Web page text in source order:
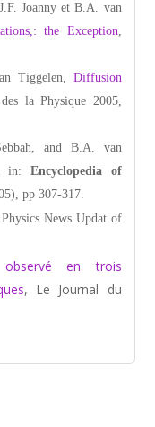
Joanny et B.A. van
the Exception,
Tiggelen, Diffusion
la Physique 2005,
and B.A. van
in: Encyclopedia of
pp 307-317.
News Updat of
observé en trois
, Le Journal du